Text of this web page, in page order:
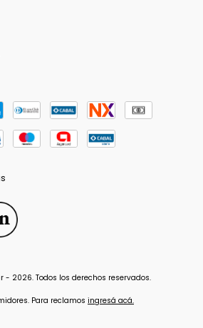
- 2026. Todos los derechos reservados.
Para reclamos ingresá acá.